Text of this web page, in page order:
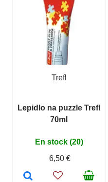
Trefl
Lepidlo na puzzle Trefl
70ml
En stock (20)
6,50 €